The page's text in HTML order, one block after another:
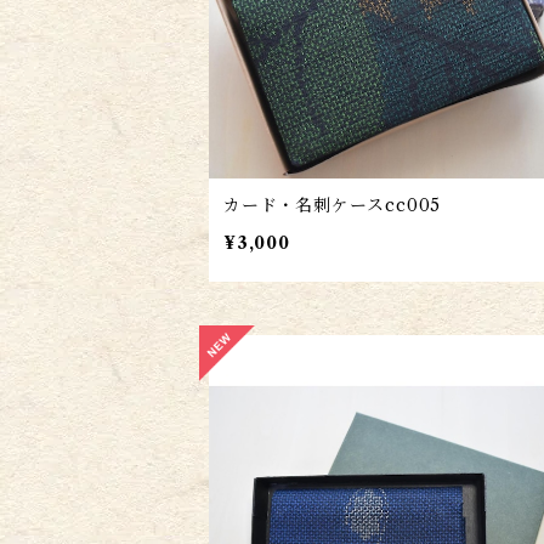
カード・名刺ケースcc005
¥3,000